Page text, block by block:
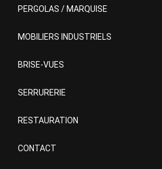
PERGOLAS / MARQUISE
MOBILIERS INDUSTRIELS
BRISE-VUES
SERRURERIE
RESTAURATION
CONTACT